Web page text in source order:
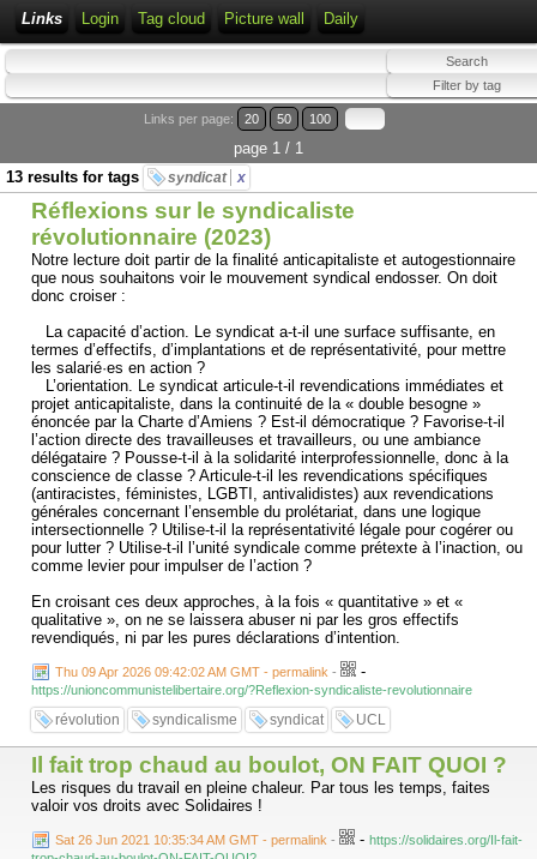
Links Login Tag cloud Picture wall Daily
Links per page: 20 50 100
page 1 / 1
13 results for tags
syndicat x
Réflexions sur le syndicaliste
révolutionnaire (2023)
Notre lecture doit partir de la finalité anticapitaliste et autogestionnaire
que nous souhaitons voir le mouvement syndical endosser. On doit
donc croiser :
La capacité d’action. Le syndicat a-t-il une surface suffisante, en
termes d’effectifs, d’implantations et de représentativité, pour mettre
les salarié·es en action ?
L’orientation. Le syndicat articule-t-il revendications immédiates et
projet anticapitaliste, dans la continuité de la « double besogne »
énoncée par la Charte d’Amiens ? Est-il démocratique ? Favorise-t-il
l’action directe des travailleuses et travailleurs, ou une ambiance
délégataire ? Pousse-t-il à la solidarité interprofessionnelle, donc à la
conscience de classe ? Articule-t-il les revendications spécifiques
(antiracistes, féministes, LGBTI, antivalidistes) aux revendications
générales concernant l’ensemble du prolétariat, dans une logique
intersectionnelle ? Utilise-t-il la représentativité légale pour cogérer ou
pour lutter ? Utilise-t-il l’unité syndicale comme prétexte à l’inaction, ou
comme levier pour impulser de l’action ?
En croisant ces deux approches, à la fois « quantitative » et «
qualitative », on ne se laissera abuser ni par les gros effectifs
revendiqués, ni par les pures déclarations d’intention.
Thu 09 Apr 2026 09:42:02 AM GMT - permalink - -
https://unioncommunistelibertaire.org/?Reflexion-syndicaliste-revolutionnaire
révolution syndicalisme syndicat UCL
Il fait trop chaud au boulot, ON FAIT QUOI ?
Les risques du travail en pleine chaleur. Par tous les temps, faites
valoir vos droits avec Solidaires !
Sat 26 Jun 2021 10:35:34 AM GMT - permalink - - https://solidaires.org/Il-fait-